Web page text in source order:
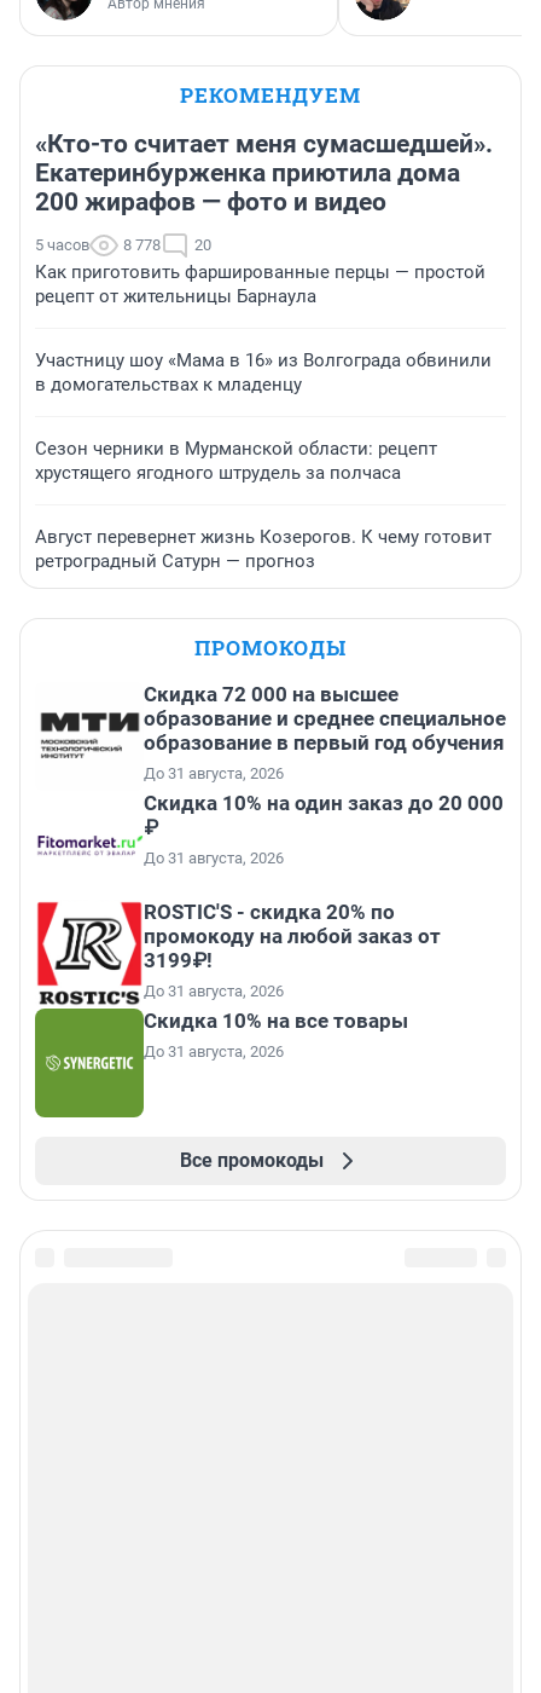
Автор мнения
РЕКОМЕНДУЕМ
«Кто-то считает меня сумасшедшей».
Екатеринбурженка приютила дома
200 жирафов — фото и видео
5 часов 8 778 20
Как приготовить фаршированные перцы — простой
рецепт от жительницы Барнаула
Участницу шоу «Мама в 16» из Волгограда обвинили
в домогательствах к младенцу
Сезон черники в Мурманской области: рецепт
хрустящего ягодного штрудель за полчаса
Август перевернет жизнь Козерогов. К чему готовит
ретроградный Сатурн — прогноз
ПРОМОКОДЫ
Скидка 72 000 на высшее
образование и среднее специальное
образование в первый год обучения
До 31 августа, 2026
Скидка 10% на один заказ до 20 000
₽
До 31 августа, 2026
ROSTIC'S - скидка 20% по
промокоду на любой заказ от
3199₽!
До 31 августа, 2026
Скидка 10% на все товары
До 31 августа, 2026
Все промокоды